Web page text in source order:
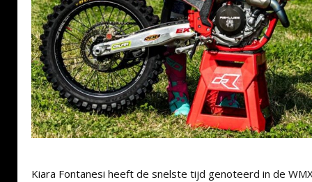
Kiara Fontanesi heeft de snelste tijd genoteerd in de